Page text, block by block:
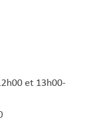
et 13h00-